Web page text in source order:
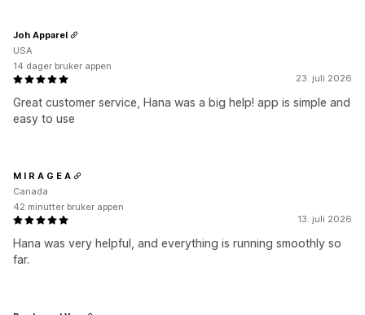
23. juli 2026
Great customer service, Hana was a big help! app is simple and
easy to use
Joh Apparel
USA
14 dager bruker appen
13. juli 2026
Hana was very helpful, and everything is running smoothly so
far.
M I R A G E A
Canada
42 minutter bruker appen